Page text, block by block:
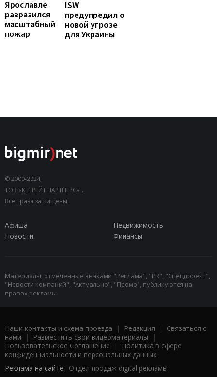
Ярославле
разразился
масштабный
пожар
ISW
предупредил о
новой угрозе
для Украины
© 2000-2024,
ТОВ «КЕПРЕЙТ ПАРТНЕРС»".
Все права защищены.
Афиша
Недвижимость
Новости
Финансы
Материалы, отмеченные знаками "Реклама", "PR", "Спецпроект",
"Новости компаний", "Актуально", "Промо", публикуются на
правах рекламы.
Наши контакты и схема проезда | Редакция | Связаться с
нами | Разместить свои видеоматериалы |
Пользовательское Соглашение |
Политика в сфере
конфиденциальности и персональных данных
Реклама на сайте: Отдел продаж digital рекламы